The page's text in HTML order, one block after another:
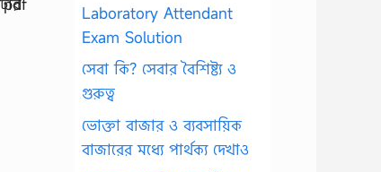
Laboratory Attendant
Exam Solution
সেবা কি? সেবার বৈশিষ্ট্য ও
গুরুত্ব
ভোক্তা বাজার ও ব্যবসায়িক
বাজারের মধ্যে পার্থক্য দেখাও